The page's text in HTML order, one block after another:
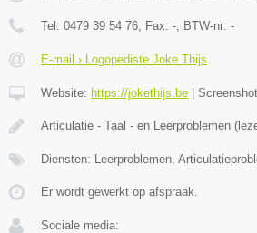
Tel: 0479 39 54 76 , Fax: - , BTW-nr: -
E-mail › Logopediste Joke Thijs
Website: https://jokethijs.be Screenshot
Articulatie - Taal - en Leerproblemen
Diensten: Leerproblemen,
Er wordt gewerkt op afspraak.
Sociale media: